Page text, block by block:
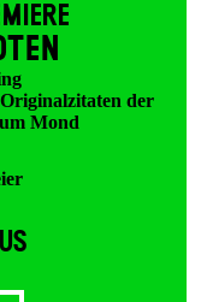
der
Mond